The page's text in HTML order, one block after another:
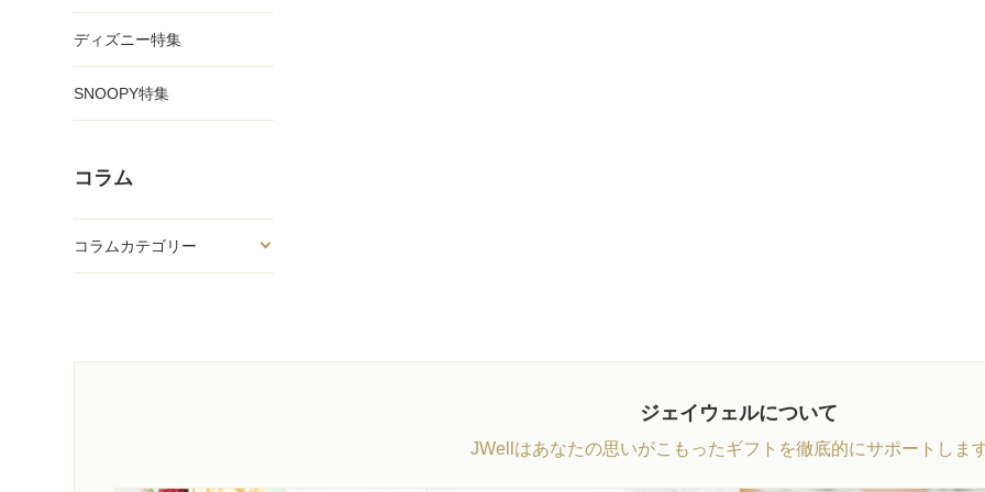
ディズニー特集
SNOOPY特集
コラム
コラムカテゴリー
ジェイウェルについて
JWellはあなたの思いがこもったギフトを徹底的にサポートしま